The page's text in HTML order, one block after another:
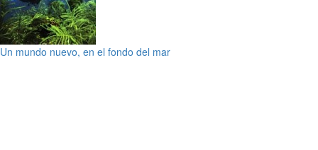
Un mundo nuevo, en el fondo del mar